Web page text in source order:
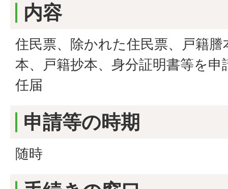
内容
住民票、除かれた住民票、戸籍
本、戸籍抄本、身分証明書等を
任届
申請等の時期
随時